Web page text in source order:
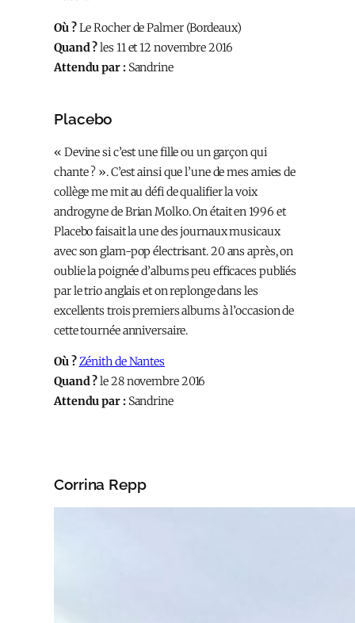
Où ?Le Rocher de Palmer (Bordeaux)
Quand ?les 11 et 12 novembre 2016
Attendu par :Sandrine
Placebo
« Devine si c’est une fille ou un garçon qui
chante ? ». C’est ainsi que l’une de mes amies de
collège me mit au défi de qualifier la voix
androgyne de Brian Molko. On était en 1996 et
Placebo faisait la une des journaux musicaux
avec son glam-pop électrisant. 20 ans après, on
oublie la poignée d’albums peu efficaces publiés
par le trio anglais et on replonge dans les
excellents trois premiers albums à l’occasion de
cette tournée anniversaire.
Où ?Zénith de Nantes
Quand ?le 28 novembre 2016
Attendu par :Sandrine
Corrina Repp